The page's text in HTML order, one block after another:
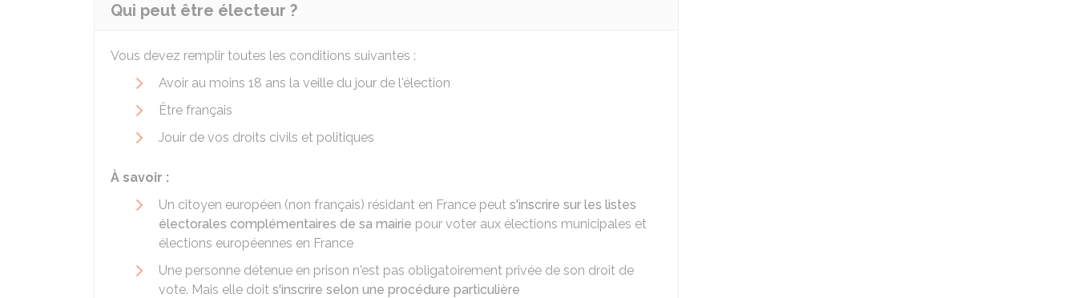
Qui peut être électeur ?
Vous devez remplir toutes les conditions suivantes :
Avoir au moins 18 ans la veille du jour de l'élection
Être français
Jouir de vos droits civils et politiques
À savoir :
Un citoyen européen (non français) résidant en France peut s'inscrire sur les listes
électorales complémentaires de sa mairie pour voter aux élections municipales et
élections européennes en France
Une personne détenue en prison n'est pas obligatoirement privée de son droit de
vote. Mais elle doit s'inscrire selon une procédure particulière